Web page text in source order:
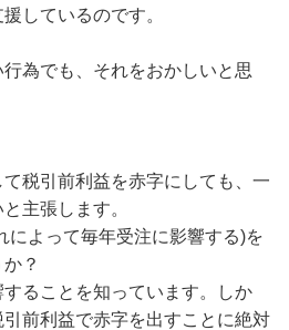
しているのです。
為でも、それをおかしいと思
税引前利益を赤字にしても、一
主張します。
よって毎年受注に影響する)を
？
ることを知っています。しか
前利益で赤字を出すことに絶対